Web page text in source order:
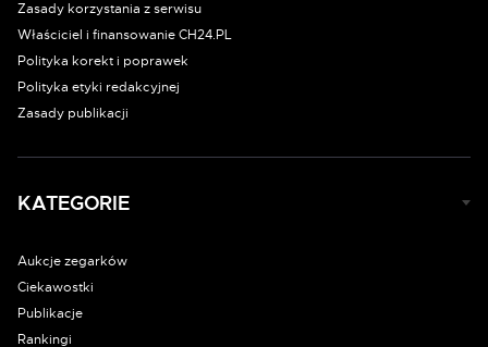
Zasady korzystania z serwisu
Właściciel i finansowanie CH24.PL
Polityka korekt i poprawek
Polityka etyki redakcyjnej
Zasady publikacji
KATEGORIE
Aukcje zegarków
Ciekawostki
Publikacje
Rankingi